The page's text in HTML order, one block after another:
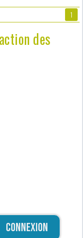
1
des
Connexion